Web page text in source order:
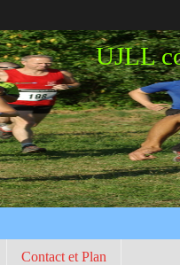
UJLL
Contact et Plan